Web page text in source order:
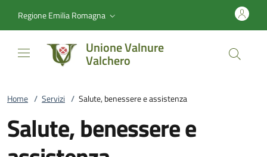
Regione Emilia Romagna
Unione Valnure
Valchero
Home / Servizi / Salute, benessere e assistenza
Salute, benessere e